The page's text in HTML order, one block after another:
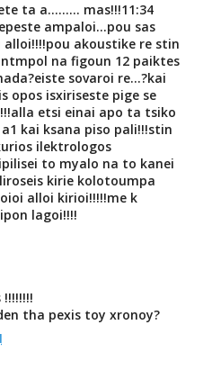
ta a......... mas!!!11:34
ampaloi...pou sas
akoustike re stin
na figoun 12 paiktes
sovaroi re...?kai
opos isxiriseste pige se
etsi einai apo ta tsiko
kai ksana piso pali!!!stin
ilektrologos
to myalo na to kanei
kirie kolotoumpa
alloi kirioi!!!!!me k
lagoi!!!!
tha pexis toy xronoy?